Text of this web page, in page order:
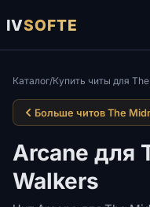
IVSOFTE
Каталог/
Больше читов The
Arcane для
Walkers